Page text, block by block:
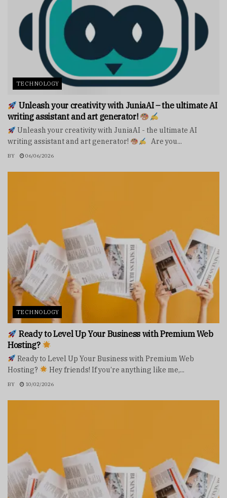
TECHNOLOGY
Unleash your creativity with JuniaAI – the ultimate AI
writing assistant and art generator!
Unleash your creativity with JuniaAI - the ultimate AI
writing assistant and art generator!
Are you...
BY 06/06/2026
TECHNOLOGY
Ready to Level Up Your Business with Premium Web
Hosting?
Ready to Level Up Your Business with Premium Web
Hosting?
Hey friends! If you’re anything like me,...
BY 10/02/2026